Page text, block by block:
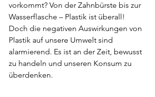
vorkommt? Von der Zahnbürste bis zur
Wasserflasche – Plastik ist überall!
Doch die negativen Auswirkungen von
Plastik auf unsere Umwelt sind
alarmierend. Es ist an der Zeit, bewusst
zu handeln und unseren Konsum zu
überdenken.